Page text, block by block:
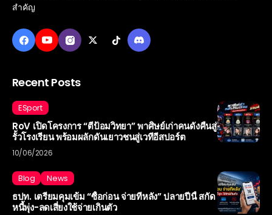
สำคัญ
Recent Posts
ESport
RoV เปิดโครงการ “ตีป้อมวิทยา” พาศิษย์เก่าคนดังคืนสู่
รั้วโรงเรียน พร้อมผลักดันเยาวชนสู่เวทีอีสปอร์ต
10/06/2026
Blog News
ธปท. เตรียมคุมเข้ม “ซื้อก่อน จ่ายทีหลัง” ปลายปีนี้ สกัด
หนี้พุ่ง-ลดเสี่ยงใช้จ่ายเกินตัว